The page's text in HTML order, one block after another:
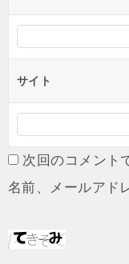
サイト
次回のコメント
名前、メールアド